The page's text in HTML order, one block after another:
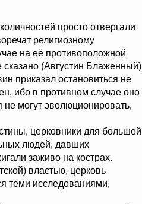
просто отвергали
религиозному
на её противоположной
(Августин Блаженный)
приказал остановиться не
ибо в противном случае оно
могут эволюционировать,
церковники для большей
людей, давших
заживо на кострах.
властью, церковь
теми исследованиями,